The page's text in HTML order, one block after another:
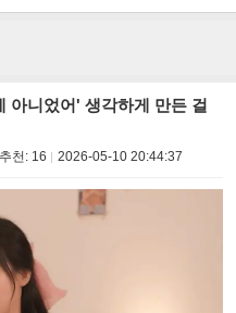
on/off
쓰
아니었어' 생각하게 만든 걸
추천: 16 2026-05-10 20:44:37